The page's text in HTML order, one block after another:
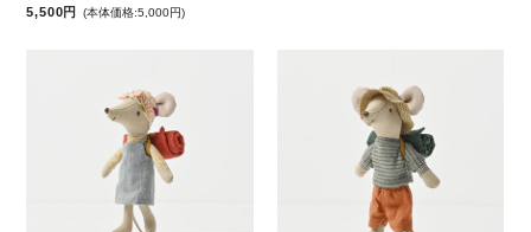
5,500円 (本体価格:5,000円)